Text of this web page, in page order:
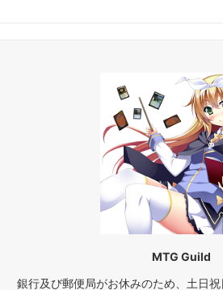
MTG Guild
銀行及び郵便局がお休みのため、土日